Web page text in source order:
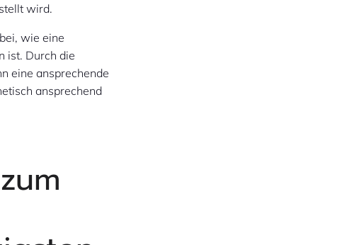
wird.
wie eine
ist. Durch die
eine ansprechende
ansprechend